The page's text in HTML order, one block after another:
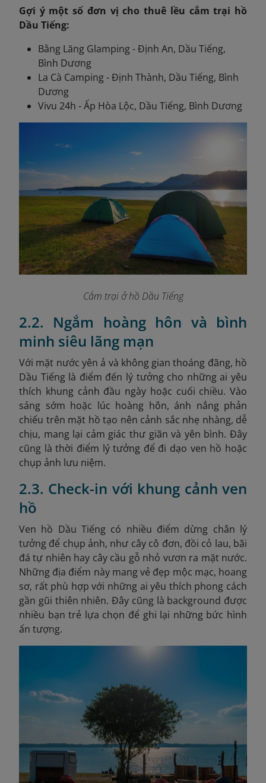
Gợi ý một số đơn vị cho thuê lều cắm trại hồ
Dầu Tiếng:
Bằng Lăng Glamping - Định An, Dầu Tiếng,
Bình Dương
La Cà Camping - Định Thành, Dầu Tiếng, Bình
Dương
Vivu 24h - Ấp Hòa Lộc, Dầu Tiếng, Bình Dương
Cắm trại ở hồ Dầu Tiếng
2.2. Ngắm hoàng hôn và bình
minh siêu lãng mạn
Với mặt nước yên ả và không gian thoáng đãng, hồ
Dầu Tiếng là điểm đến lý tưởng cho những ai yêu
thích khung cảnh đầu ngày hoặc cuối chiều. Vào
sáng sớm hoặc lúc hoàng hôn, ánh nắng phản
chiếu trên mặt hồ tạo nên cảnh sắc nhẹ nhàng, dễ
chịu, mang lại cảm giác thư giãn và yên bình. Đây
cũng là thời điểm lý tưởng để đi dạo ven hồ hoặc
chụp ảnh lưu niệm.
2.3. Check-in với khung cảnh ven
hồ
Ven hồ Dầu Tiếng có nhiều điểm dừng chân lý
tưởng để chụp ảnh, như cây cô đơn, đồi cỏ lau, bãi
đá tự nhiên hay cây cầu gỗ nhỏ vươn ra mặt nước.
Những địa điểm này mang vẻ đẹp mộc mạc, hoang
sơ, rất phù hợp với những ai yêu thích phong cách
gần gũi thiên nhiên. Đây cũng là background được
nhiều bạn trẻ lựa chọn để ghi lại những bức hình
ấn tượng.